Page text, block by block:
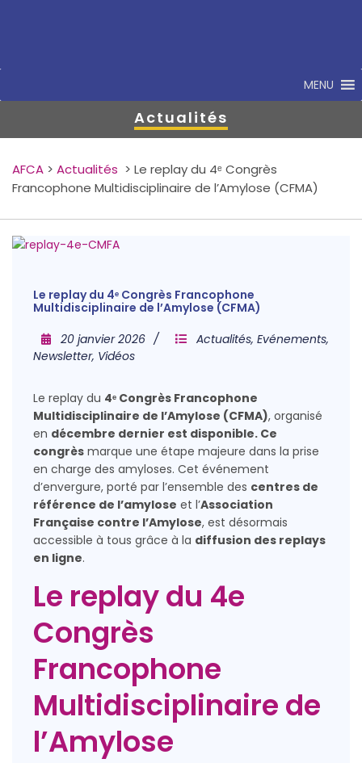
MENU
Actualités
AFCA > Actualités > Le replay du 4ᵉ Congrès
Francophone Multidisciplinaire de l’Amylose (CFMA)
Le replay du 4ᵉ Congrès Francophone
Multidisciplinaire de l’Amylose (CFMA)
20 janvier 2026
Actualités, Evénements,
Newsletter, Vidéos
Le replay du 4ᵉ Congrès Francophone
Multidisciplinaire de l’Amylose (CFMA), organisé
en décembre dernier est disponible. Ce
congrès marque une étape majeure dans la prise
en charge des amyloses. Cet événement
d’envergure, porté par l’ensemble des centres de
référence de l’amylose et l’Association
Française contre l’Amylose, est désormais
accessible à tous grâce à la diffusion des replays
en ligne.
Le replay du 4e
Congrès
Francophone
Multidisciplinaire de
l’Amylose